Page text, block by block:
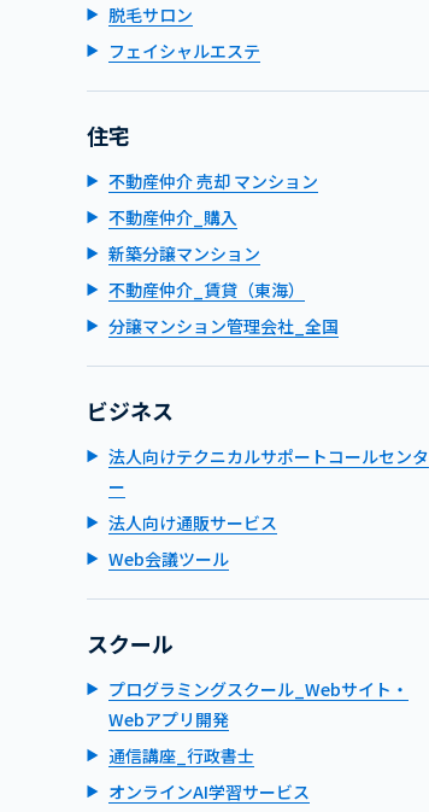
脱毛サロン
フェイシャルエステ
住宅
不動産仲介 売却 マンション
不動産仲介_購入
新築分譲マンション
不動産仲介_賃貸（東海）
分譲マンション管理会社_全国
ビジネス
法人向けテクニカルサポートコールセンタ
ー
法人向け通販サービス
Web会議ツール
スクール
プログラミングスクール_Webサイト・
Webアプリ開発
通信講座_行政書士
オンラインAI学習サービス